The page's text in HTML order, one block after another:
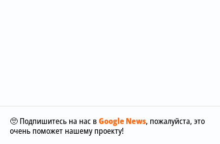
🥺 Подпишитесь на нас вGoogle News, пожалуйста, это
очень поможет нашему проекту!